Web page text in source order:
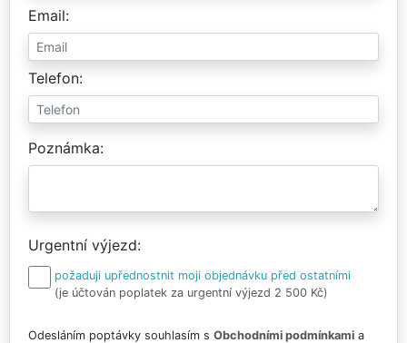
Email
Telefon
Poznámka
Urgentní výjezd
požaduji upřednostnit moji objednávku před ostatními
(je účtován poplatek za urgentní výjezd 2 500 Kč)
Odesláním poptávky souhlasím s Obchodními podmínkami a